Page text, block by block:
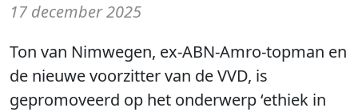
17 december 2025
Ton van Nimwegen, ex-ABN-Amro-topman en
de nieuwe voorzitter van de VVD, is
gepromoveerd op het onderwerp ‘ethiek in